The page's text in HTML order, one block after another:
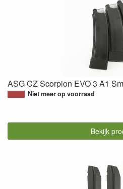
ASG CZ Scorpion EVO 3 A1
Niet meer op voorraad
Bekijk